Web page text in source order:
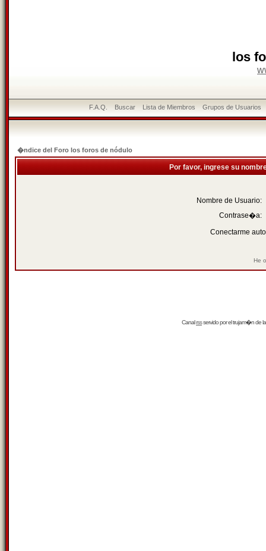
los
F.A.Q. Buscar Lista de Miembros Grupos de Usuarios
�ndice del Foro los foros de nódulo
Por favor, ingrese su
Nombre de Usuario:
Contrase�a:
Conectarme
He
Canalrssservido por eltrujam�nde